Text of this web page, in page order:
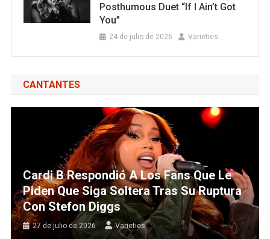
Posthumous Duet “If I Ain’t Got
You”
24 de julio de 2026 Varieties
CANTANTES
Cardi B Respondió A Los Fans Que Le
Piden Que Siga Soltera Tras Su Ruptura
Con Stefon Diggs
27 de julio de 2026 Varieties